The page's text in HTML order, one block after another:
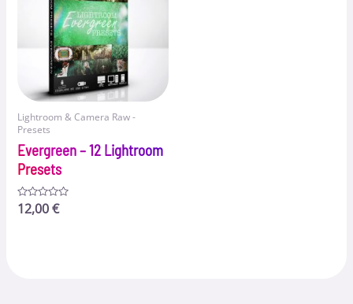
Lightroom & Camera Raw -
Presets
Evergreen – 12 Lightroom
Presets
Bewertet
mit
12,00€